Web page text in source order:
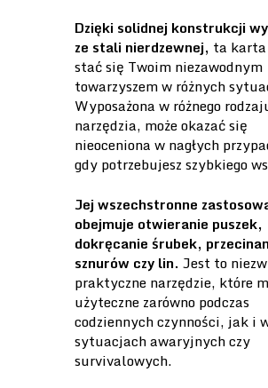
Dzięki solidnej konstrukcji
ze stali nierdzewnej, ta karta
stać się Twoim niezawodnym
towarzyszem w różnych
Wyposażona w różnego
narzędzia, może okazać się
nieoceniona w nagłych
gdy potrzebujesz szybkiego
Jej wszechstronne
obejmuje otwieranie puszek,
dokręcanie śrubek,
sznurów czy lin. Jest to
praktyczne narzędzie, które
użyteczne zarówno podczas
codziennych czynności, jak i
sytuacjach awaryjnych czy
survivalowych.